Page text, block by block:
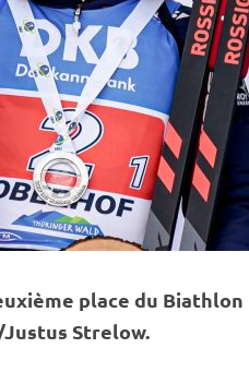
place du Biathlon
Strelow.